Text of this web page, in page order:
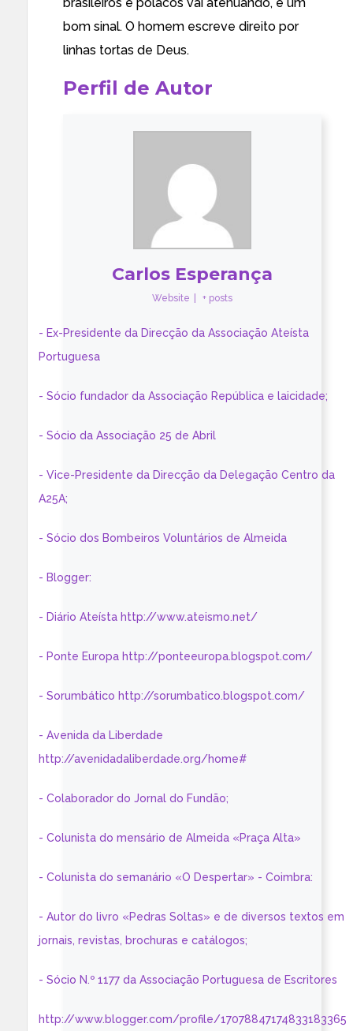
bom sinal. O homem escreve direito por
linhas tortas de Deus.
Perfil de Autor
Carlos Esperança
Website + posts
- Ex-Presidente da Direcção da Associação Ateísta
Portuguesa
- Sócio fundador da Associação República e laicidade;
- Sócio da Associação 25 de Abril
- Vice-Presidente da Direcção da Delegação Centro da
A25A;
- Sócio dos Bombeiros Voluntários de Almeida
- Blogger:
- Diário Ateísta http://www.ateismo.net/
- Ponte Europa http://ponteeuropa.blogspot.com/
- Sorumbático http://sorumbatico.blogspot.com/
- Avenida da Liberdade
http://avenidadaliberdade.org/home#
- Colaborador do Jornal do Fundão;
- Colunista do mensário de Almeida «Praça Alta»
- Colunista do semanário «O Despertar» - Coimbra:
- Autor do livro «Pedras Soltas» e de diversos textos em
jornais, revistas, brochuras e catálogos;
- Sócio N.º 1177 da Associação Portuguesa de Escritores
http://www.blogger.com/profile/17078847174833183365